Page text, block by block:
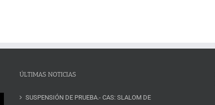
ÚLTIMAS NOTICIAS
SUSPENSIÓN DE PRUEBA.- CAS: SLALOM DE